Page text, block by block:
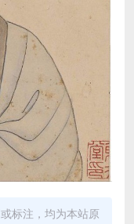
标注，均为本站原